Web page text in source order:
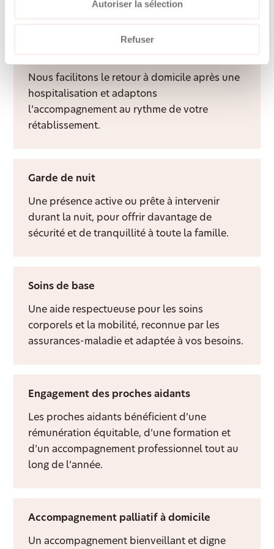
Autoriser la sélection
Refuser
davantage de qualité de vie à domicile.
Nous facilitons le retour à domicile après une
hospitalisation et adaptons
l’accompagnement au rythme de votre
rétablissement.
Garde de nuit
Une présence active ou prête à intervenir
durant la nuit, pour offrir davantage de
sécurité et de tranquillité à toute la famille.
Soins de base
Une aide respectueuse pour les soins
corporels et la mobilité, reconnue par les
assurances-maladie et adaptée à vos besoins.
Engagement des proches aidants
Les proches aidants bénéficient d’une
rémunération équitable, d’une formation et
d’un accompagnement professionnel tout au
long de l’année.
Accompagnement palliatif à domicile
Un accompagnement bienveillant et digne